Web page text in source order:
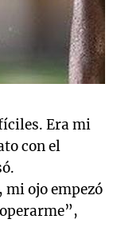
Era mi
con el
ojo empezó